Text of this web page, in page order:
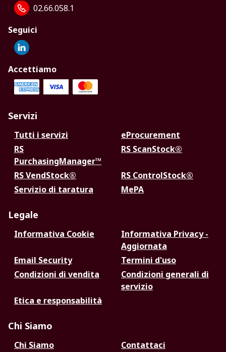
02.66.058.1
Seguici
Accettiamo
Servizi
Tutti i servizi
eProcurement
RS
PurchasingManager™
RS ScanStock®
RS VendStock®
RS ControlStock®
Servizio di taratura
MePA
Legale
Informativa Cookie
Informativa Privacy -
Aggiornata
Email Security
Termini d'uso
Condizioni di vendita
Condizioni generali di
servizio
Etica e responsabilità
Chi Siamo
Chi Siamo Contattaci